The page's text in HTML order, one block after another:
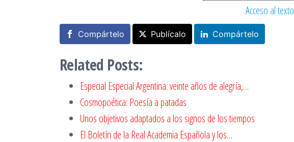
Acceso al texto
Compártelo Publícalo Compártelo
Related Posts:
Especial Especial Argentina: veinte años de alegría,…
Cosmopoética: Poesía a patadas
Unos objetivos adaptados a los signos de los tiempos
El Boletín de la Real Academia Española y los…